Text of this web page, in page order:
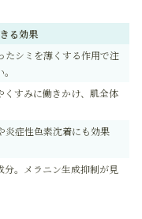
る効果
たシミを薄くする作用で注
くすみに働きかけ、肌全体
炎症性色素沈着にも効果
分。メラニン生成抑制が見